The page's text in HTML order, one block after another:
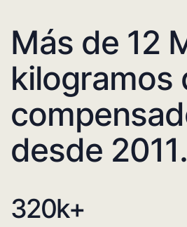
Más de 12
kilogramos
desde 2011.
320k+